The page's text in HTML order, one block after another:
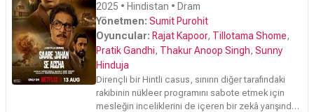
2025 • Hindistan • Dram
Yönetmen: Sumit Purohit
Oyuncular: Rajat Kapoor, Tillotama Shome,
Pratik Gandhi, Thakur Anoop Singh, Sunny
Hinduja
Dirençli bir Hintli casus, sınırın diğer tarafındaki
rakibinin nükleer programını sabote etmek için
mesleğin inceliklerini de içeren bir zekâ yarışında